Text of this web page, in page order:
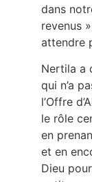
dans
revenus
attendre
Nertila a
qui n’a
l’Offre
le rôle
en
et en
Dieu